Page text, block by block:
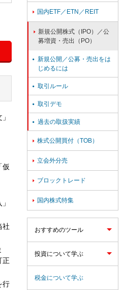
仮
社
正
行
 国内ETF／ETN／REIT
 新規公開株式（IPO）／公
募増資・売出（PO）
 新規公開／公募・売出をは
じめるには
 取引ルール
 取引デモ
 過去の取扱実績
 株式公開買付（TOB）
 立会外分売
 ブロックトレード
 国内株式特集
おすすめのツール
投資について学ぶ
税金について学ぶ